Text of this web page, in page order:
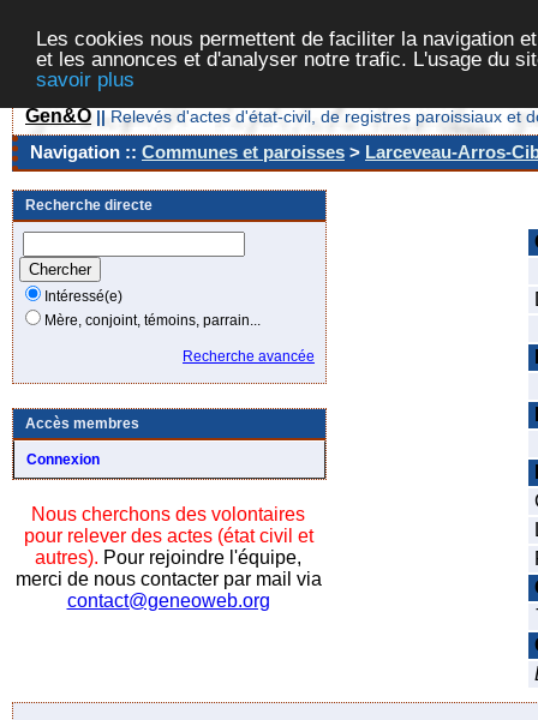
Les cookies nous permettent de faciliter la navigation
et les annonces et d'analyser notre trafic. L'usage du
savoir plus
Gen&O || Relevés d'actes d'état-civil, de registres paroissiaux et
Navigation :: Communes et paroisses > Larceveau-Arros-
Recherche directe
Intéressé(e)
Mère, conjoint, témoins, parrain...
Recherche avancée
Accès membres
Connexion
Nous cherchons des volontaires
pour relever des actes (état civil et
autres). Pour rejoindre l'équipe,
merci de nous contacter par mail via
contact@geneoweb.org